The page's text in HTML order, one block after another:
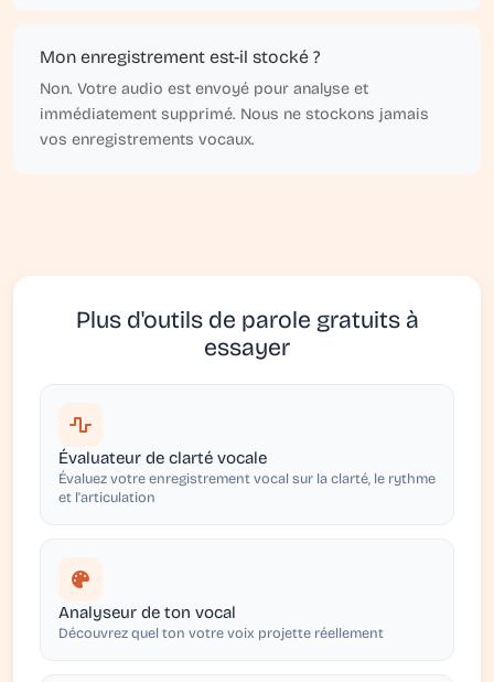
Mon enregistrement est-il stocké ?
Non. Votre audio est envoyé pour analyse et
immédiatement supprimé. Nous ne stockons jamais
vos enregistrements vocaux.
Plus d'outils de parole gratuits à
essayer
Évaluateur de clarté vocale
Évaluez votre enregistrement vocal sur la clarté, le rythme
et l'articulation
Analyseur de ton vocal
Découvrez quel ton votre voix projette réellement